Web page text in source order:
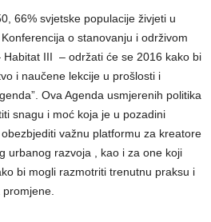
66% svjetske populacije živjeti u
o stanovanju i održivom
Habitat III – održati će se 2016 kako bi
i naučene lekcije u prošlosti i
Ova Agenda usmjerenih politika
snagu i moć koja je u pozadini
važnu platformu za kreatore
urbanog razvoja , kao i za one koji
bi mogli razmotriti trenutnu praksu i